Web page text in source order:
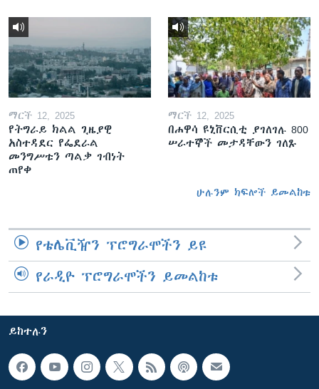
ማርች 12, 2025
የትግራይ ክልል ጊዜያዊ
አስተዳደር የፌደራል
መንግሥቱን ጣልቃ ገብነት
ጠየቀ
ማርች 12, 2025
በሐዋሳ ዩኒቨርሲቲ ያገለገሉ 800
ሠራተኞች መታዳቸውን ገለጹ
ሁሉንም ክፍሎች ይመልከቱ
የቴሌቪዥን ፕሮግራሞችን ይዩ
የራዲዮ ፕሮግራሞችን ይመልከቱ
ይከተሉን